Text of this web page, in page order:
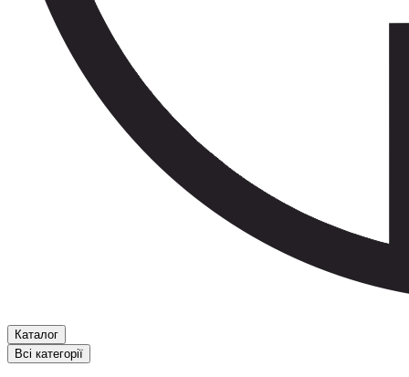
Каталог
Всі категорії